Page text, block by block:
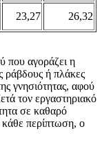
23,27 26,32
που αγοράζει η
ράβδους ή πλάκες
γνησιότητας, αφού
τον εργαστηριακό
σε καθαρό
κάθε περίπτωση, ο